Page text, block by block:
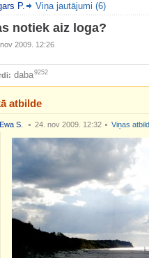
P. Viņa jautājumi (6)
notiek aiz loga?
2009. 12:26
daba9252
atbilde
Ewa S. 24. nov 2009. 12:32 Viņas